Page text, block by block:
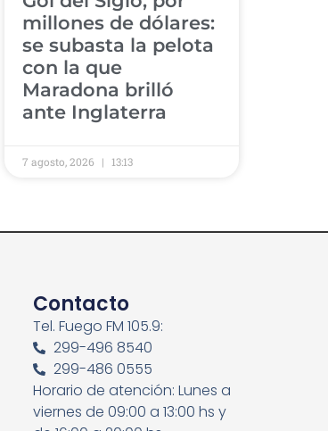
millones de dólares:
se subasta la pelota
con la que
Maradona brilló
ante Inglaterra
7 agosto, 2026 13:13
Contacto
Tel. Fuego FM 105.9:
299-496 8540
299-486 0555
Horario de atención: Lunes a
viernes de 09:00 a 13:00 hs y